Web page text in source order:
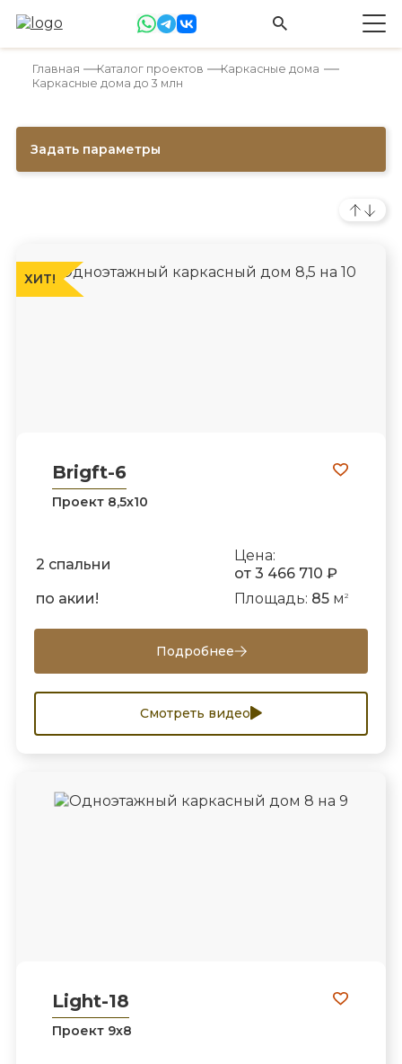
Главная Каталог проектов
Каркасные дома
Каркасные дома до 3 млн
Задать параметры
ХИТ!
Brigft-6
Проект 8,5х10
2 спальни
Цена:
от 3 466 710 ₽
по акии!
Площадь: 85м 2
Подробнее
Смотреть видео
Light-18
Проект 9х8